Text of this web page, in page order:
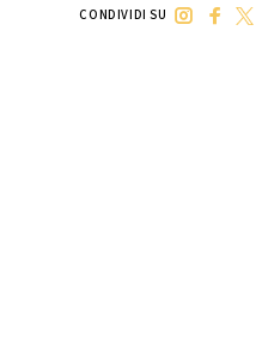
CONDIVIDI SU